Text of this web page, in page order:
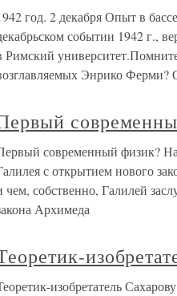
год. 2 декабря Опыт в
событии 1942 г.,
Римский
Энрико Ферми?
современный физик?
с открытием нового
чем, собственно, Галилей
Архимеда
изобретатель